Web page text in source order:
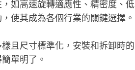
如高速旋轉適應性、精密度、低
使其成為各個行業的關鍵選擇。
且尺寸標準化，安裝和拆卸時的
單明了。